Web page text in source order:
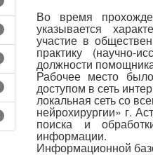
Во время
указывается
участие в
практику (научно-
должности
Рабочее место
доступом в сеть
локальная сеть со
нейрохирургии» г.
поиска и
информации.
Информационной